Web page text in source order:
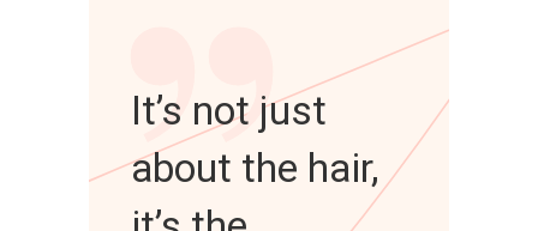
It’s not just
about the hair,